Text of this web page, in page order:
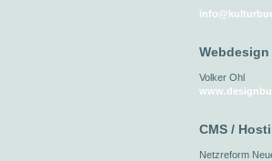
Webdesign
Volker Ohl
CMS /
Netzreform